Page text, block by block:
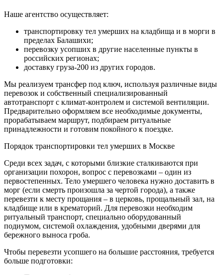
Наше агентство осуществляет:
транспортировку тел умерших на кладбища и в морги в
пределах Балашихи;
перевозку усопших в другие населенные пункты в
российских регионах;
доставку груза-200 из других городов.
Мы реализуем трансфер под ключ, используя различные виды
перевозок и собственный специализированный
автотранспорт с климат-контролем и системой вентиляции.
Предварительно оформляем все необходимые документы,
прорабатываем маршрут, подбираем ритуальные
принадлежности и готовим покойного к поездке.
Порядок транспортировки тел умерших в Москве
Среди всех задач, с которыми близкие сталкиваются при
организации похорон, вопрос с перевозками – один из
первостепенных. Тело умершего человека нужно доставить в
морг (если смерть произошла за чертой города), а также
перевезти к месту прощания – в церковь, прощальный зал, на
кладбище или в крематорий. Для перевозки необходим
ритуальный транспорт, специально оборудованный
подиумом, системой охлаждения, удобными дверями для
бережного выноса гроба.
Чтобы перевезти усопшего на большие расстояния, требуется
больше подготовки: